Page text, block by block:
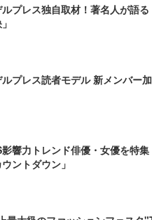
ルプレス独自取材！著名人が語
プレス読者モデル 新メンバー加
響力トレンド俳優・女優を特
ントダウン」